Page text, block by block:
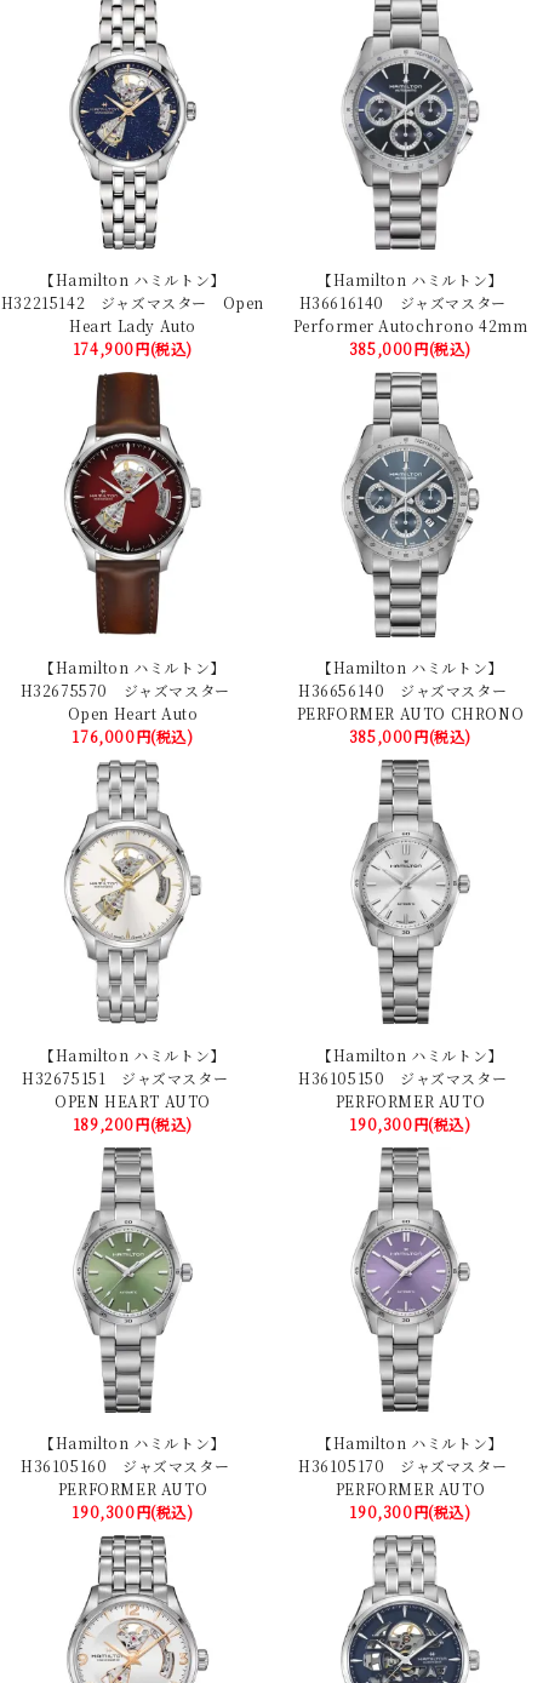
【Hamilton ハミルトン】
H32215142 ジャズマスター Open
Heart Lady Auto
174,900円(税込)
【Hamilton ハミルトン】
H36616140 ジャズマスター
Performer Autochrono 42mm
385,000円(税込)
【Hamilton ハミルトン】
H32675570 ジャズマスター
Open Heart Auto
176,000円(税込)
【Hamilton ハミルトン】
H36656140 ジャズマスター
PERFORMER AUTO CHRONO
385,000円(税込)
【Hamilton ハミルトン】
H32675151 ジャズマスター
OPEN HEART AUTO
189,200円(税込)
【Hamilton ハミルトン】
H36105150 ジャズマスター
PERFORMER AUTO
190,300円(税込)
【Hamilton ハミルトン】
H36105160 ジャズマスター
PERFORMER AUTO
190,300円(税込)
【Hamilton ハミルトン】
H36105170 ジャズマスター
PERFORMER AUTO
190,300円(税込)